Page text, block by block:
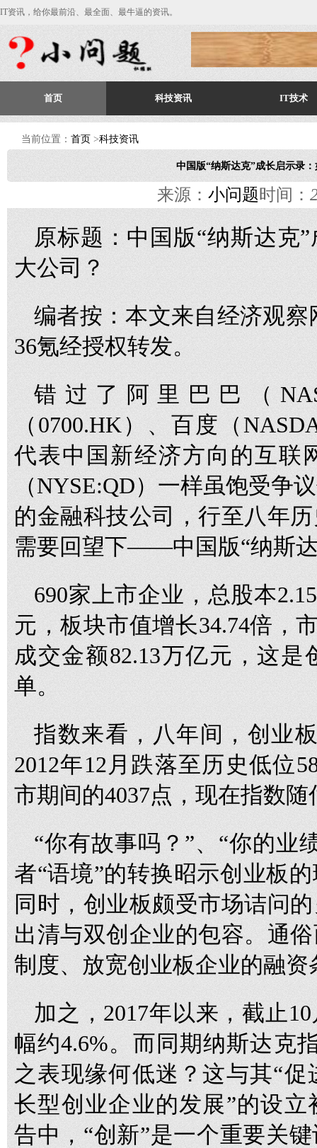
IT资讯，给你最前沿、最全面、最牛逼的资讯。
首页 科技资讯 IT技术
当前位置： 首页 >科技资讯
中国版“纳斯达克”成长启示录
来源： 小问题时间：
原标题：中国版“纳斯达克
大公司？
编者按：本文来自经济观察
36氪经授权转发。
错过了阿里巴巴（
（0700.HK）、百度（
代表中国新经济方向的互联
（NYSE:QD）一样虽饱受争
的金融科技公司，行至八年
需要回望下——中国版“纳斯
690家上市企业，总股本
元，板块市值增长34.74倍，
成交金额82.13万亿元，这
单。
指数来看，八年间，创业
2012年12月跌落至历史低位
市期间的4037点，现在指数
“你有故事吗？”、“你的业
者“语境”的转换昭示创业板
同时，创业板颇受市场诘问
出清与双创企业的包容。通
制度、放宽创业板企业的融资
加之，2017年以来，截止
幅约4.6%。而同期纳斯达克
之表现缘何低迷？这与其“
长型创业企业的发展”的设
告中，“创新”是一个重要关